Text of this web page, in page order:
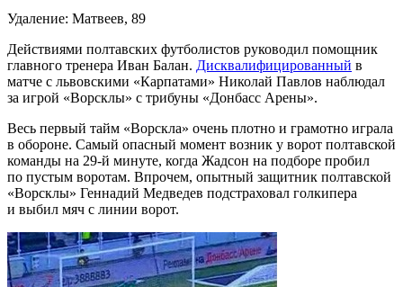
Удаление: Матвеев, 89
Действиями полтавских футболистов руководил помощник
главного тренера Иван Балан. Дисквалифицированный в
матче с львовскими «Карпатами» Николай Павлов наблюдал
за игрой «Ворсклы» с трибуны «Донбасс Арены».
Весь первый тайм «Ворскла» очень плотно и грамотно играла
в обороне. Самый опасный момент возник у ворот полтавской
команды на 29-й минуте, когда Жадсон на подборе пробил
по пустым воротам. Впрочем, опытный защитник полтавской
«Ворсклы» Геннадий Медведев подстраховал голкипера
и выбил мяч с линии ворот.